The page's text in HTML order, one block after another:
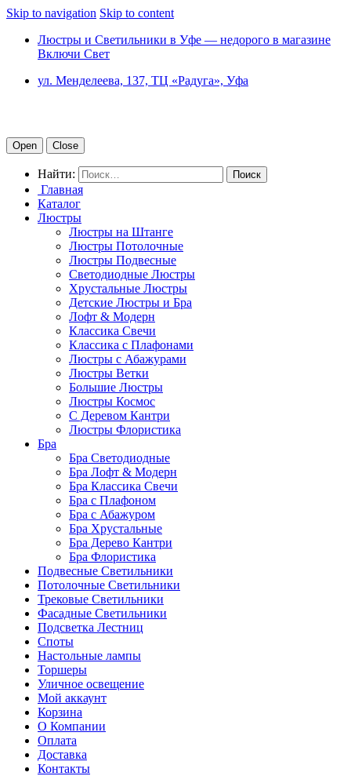
Skip to navigation Skip to content
Люстры и Светильники в Уфе — недорого в магазине
Включи Свет
ул. Менделеева, 137, ТЦ «Радуга», Уфа
Open Close
Найти:
Главная
Каталог
Люстры
Люстры на Штанге
Люстры Потолочные
Люстры Подвесные
Светодиодные Люстры
Хрустальные Люстры
Детские Люстры и Бра
Лофт & Модерн
Классика Свечи
Классика с Плафонами
Люстры с Абажурами
Люстры Ветки
Большие Люстры
Люстры Космос
С Деревом Кантри
Люстры Флористика
Бра
Бра Светодиодные
Бра Лофт & Модерн
Бра Классика Свечи
Бра с Плафоном
Бра с Абажуром
Бра Хрустальные
Бра Дерево Кантри
Бра Флористика
Подвесные Светильники
Потолочные Светильники
Трековые Светильники
Фасадные Светильники
Подсветка Лестниц
Споты
Настольные лампы
Торшеры
Уличное освещение
Мой аккаунт
Корзина
О Компании
Оплата
Доставка
Контакты